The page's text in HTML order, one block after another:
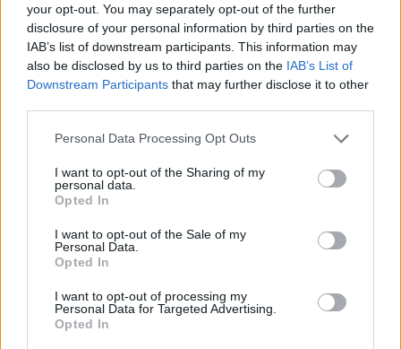
your opt-out. You may separately opt-out of the further
disclosure of your personal information by third parties on the
IAB’s list of downstream participants. This information may
also be disclosed by us to third parties on the IAB’s List of
Downstream Participants that may further disclose it to other
Please note that this website/app uses one or more Google
not limited to your visit or usage behaviour. You may click to
grant or deny consent to Google and its third-party tags to
use your data for below specified purposes in below Google
consent section.
Personal Data Processing Opt Outs
I want to opt-out of the Sharing of my
personal data.
Opted In
I want to opt-out of the Sale of my
Personal Data.
Opted In
I want to opt-out of processing my
Personal Data for Targeted Advertising.
Opted In
Aktuális kiállításaink